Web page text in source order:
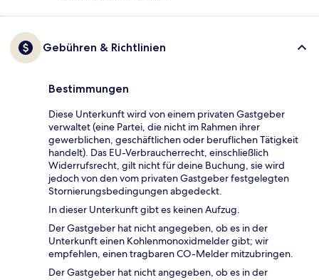
Gebühren & Richtlinien
Bestimmungen
Diese Unterkunft wird von einem privaten Gastgeber
verwaltet (eine Partei, die nicht im Rahmen ihrer
gewerblichen, geschäftlichen oder beruflichen Tätigkeit
handelt). Das EU-Verbraucherrecht, einschließlich
Widerrufsrecht, gilt nicht für deine Buchung, sie wird
jedoch von den vom privaten Gastgeber festgelegten
Stornierungsbedingungen abgedeckt.
In dieser Unterkunft gibt es keinen Aufzug.
Der Gastgeber hat nicht angegeben, ob es in der
Unterkunft einen Kohlenmonoxidmelder gibt; wir
empfehlen, einen tragbaren CO-Melder mitzubringen.
Der Gastgeber hat nicht angegeben, ob es in der